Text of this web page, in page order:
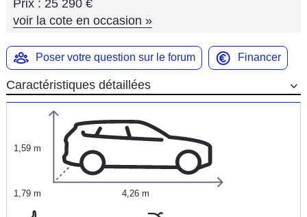
Marques
Prix : 25 290 €
voir la cote en occasion »
Poser votre question sur le forum Financer
Caractéristiques détaillées
1,59 m
1,79 m 4,26 m